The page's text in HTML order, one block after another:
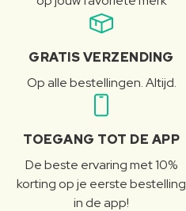
GRATIS VERZENDING
Op alle bestellingen. Altijd.
TOEGANG TOT DE APP
De beste ervaring met 10%
korting op je eerste bestelling
in de app!